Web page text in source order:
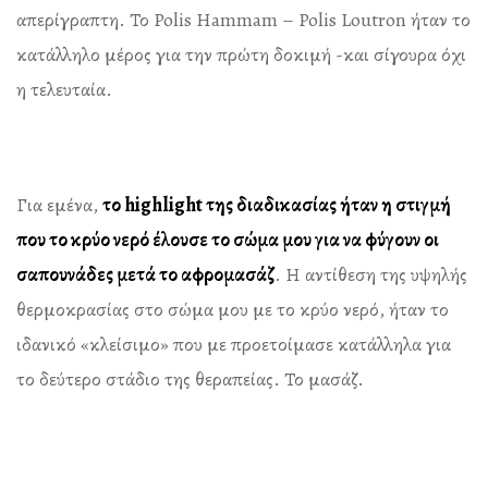
απερίγραπτη. Το Polis Hammam – Polis Loutron ήταν το
κατάλληλο μέρος για την πρώτη δοκιμή -και σίγουρα όχι
η τελευταία.
Για εμένα, το highlight της διαδικασίας ήταν η στιγμή
που το κρύο νερό έλουσε το σώμα μου για να φύγουν οι
σαπουνάδες μετά το αφρομασάζ. Η αντίθεση της υψηλής
θερμοκρασίας στο σώμα μου με το κρύο νερό, ήταν το
ιδανικό «κλείσιμο» που με προετοίμασε κατάλληλα για
το δεύτερο στάδιο της θεραπείας. Το μασάζ.